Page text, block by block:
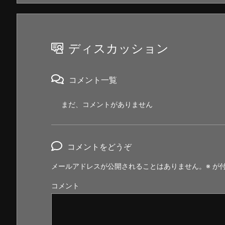
ディスカッション
コメント一覧
まだ、コメントがありません
コメントをどうぞ
メールアドレスが公開されることはありません。 ※ が
コメント